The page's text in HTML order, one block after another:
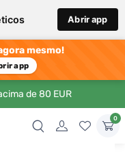
Abrir app
mesmo!
app
de 80 EUR
0